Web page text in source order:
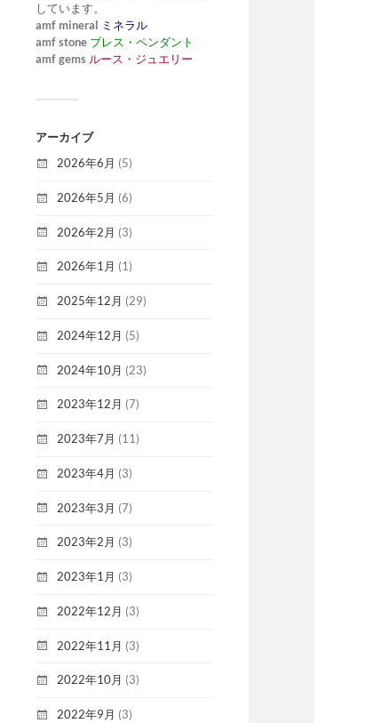
しています。
amf mineral ミネラル
amf stone ブレス・ペンダント
amf gems ルース・ジュエリー
アーカイブ
2026年6月 (5)
2026年5月 (6)
2026年2月 (3)
2026年1月 (1)
2025年12月 (29)
2024年12月 (5)
2024年10月 (23)
2023年12月 (7)
2023年7月 (11)
2023年4月 (3)
2023年3月 (7)
2023年2月 (3)
2023年1月 (3)
2022年12月 (3)
2022年11月 (3)
2022年10月 (3)
2022年9月 (3)